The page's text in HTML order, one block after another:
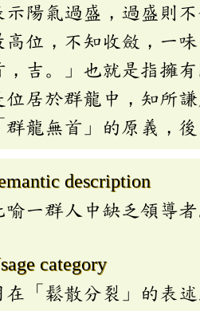
示陽氣過盛，過盛則
高位，不知收斂，一
，吉。」也就是指擁
位居於群龍中，知所
群龍無首」的原義，
description
喻一群人中缺乏領導者
category
在「鬆散分裂」的表述